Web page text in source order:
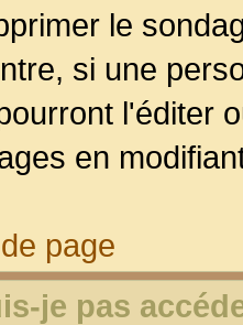
le
si une
l'éditer
en
page
je pas